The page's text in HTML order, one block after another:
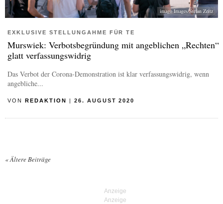
imago Images/Stefan Zeitz
EXKLUSIVE STELLUNGAHME FÜR TE
Murswiek: Verbotsbegründung mit angeblichen „Rechten“
glatt verfassungswidrig
Das Verbot der Corona-Demonstration ist klar verfassungswidrig, wenn
angebliche...
VON REDAKTION | 26. AUGUST 2020
«Ältere Beiträge